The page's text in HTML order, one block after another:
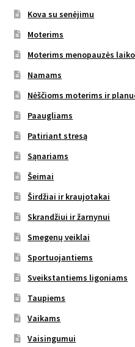
Kova su senėjimu
Moterims
Moterims menopauzės
Namams
Nėščioms moterims ir
Paaugliams
Patiriant stresą
Sąnariams
Šeimai
Širdžiai ir kraujotakai
Skrandžiui ir žarnynui
Smegenų veiklai
Sportuojantiems
Sveikstantiems ligoniams
Taupiems
Vaikams
Vaisingumui